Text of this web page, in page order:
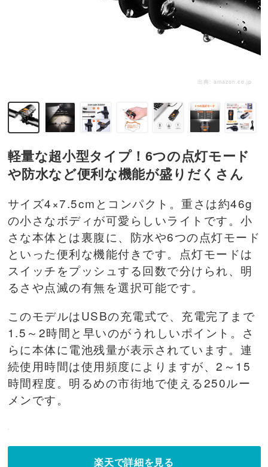
出典: amazon.co.jp
軽量な超小型タイプ！6つの点灯モード
や防水など便利な機能が盛りだくさん
サイズ4×7.5cmとコンパクト。重さは約46g
の小さなボディが可愛らしいライトです。小
さな本体とは裏腹に、防水や6つの点灯モード
といった便利な機能付きです。点灯モードは
スイッチをプッシュする回数で分けられ、明
るさや点滅の有無を選択可能です。
このモデルはUSBの充電式で、充電完了まで
1.5～2時間と早いのがうれしいポイント。さ
らに本体に電池残量が表示されています。連
続使用時間は使用頻度によりますが、2～15
時間程度。明るめの市街地で使える250ルー
メンです。
楽天で詳細を見る